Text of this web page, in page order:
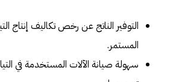
التوفير الناتج عن رخص تكاليف إنتاج
المستمر.
سهولة صيانة الآلات المستخدمة في